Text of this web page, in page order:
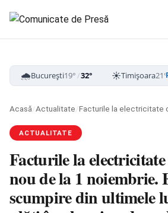
🌧️București19°/32° ☀️Timișoara21°
Acasă/Actualitate/
ACTUALITATE
Facturile la
nou de la 1 noiembrie.
scumpire din ultimele